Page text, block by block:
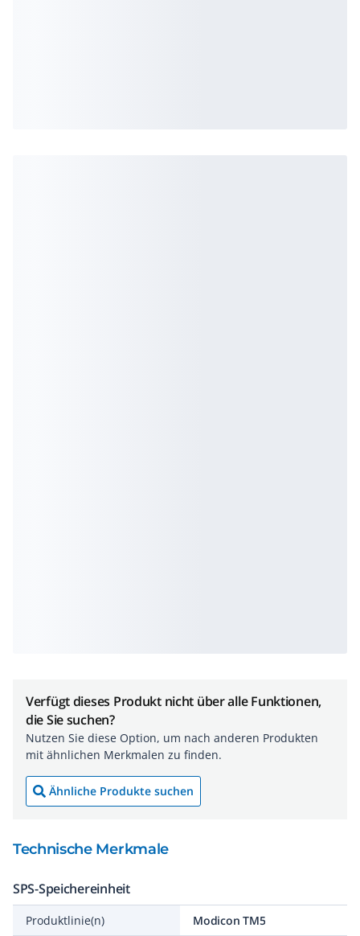
Verfügt dieses Produkt nicht über alle Funktionen,
die Sie suchen?
Nutzen Sie diese Option, um nach anderen Produkten
mit ähnlichen Merkmalen zu finden.
Ähnliche Produkte suchen
Technische Merkmale
SPS-Speichereinheit
Produktlinie(n)
Modicon TM5